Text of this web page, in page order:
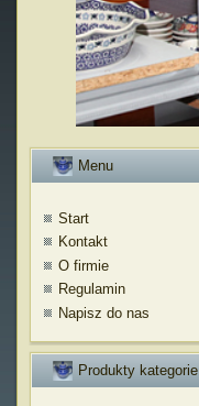
Menu
Start
Kontakt
O firmie
Regulamin
Napisz do nas
Produkty kategorie